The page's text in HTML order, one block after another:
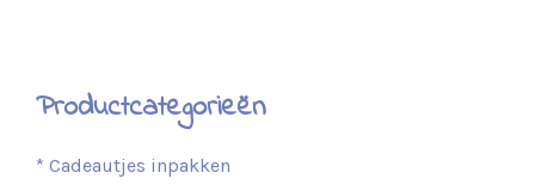
Productcategorieën
* Cadeautjes inpakken